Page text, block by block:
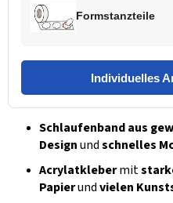
Formstanzteile
Individuelles
Schlaufenband aus
Designundschnelles
Acrylatklebermit
Papierundvielen